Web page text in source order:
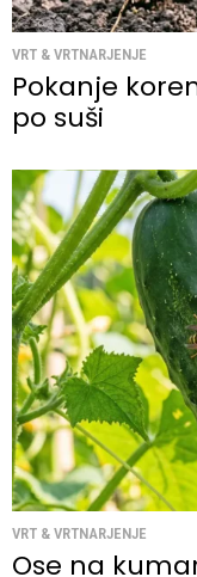
VRT & VRTNARJENJE
Pokanje
po suši
VRT & VRTNARJENJE
Ose na